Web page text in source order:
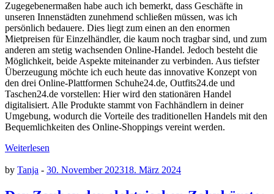
Zugegebenermaßen habe auch ich bemerkt, dass Geschäfte in
unseren Innenstädten zunehmend schließen müssen, was ich
persönlich bedauere. Dies liegt zum einen an den enormen
Mietpreisen für Einzelhändler, die kaum noch tragbar sind, und zum
anderen am stetig wachsenden Online-Handel. Jedoch besteht die
Möglichkeit, beide Aspekte miteinander zu verbinden. Aus tiefster
Überzeugung möchte ich euch heute das innovative Konzept von
den drei Online-Plattformen Schuhe24.de, Outfits24.de und
Taschen24.de vorstellen: Hier wird den stationären Handel
digitalisiert. Alle Produkte stammt von Fachhändlern in deiner
Umgebung, wodurch die Vorteile des traditionellen Handels mit den
Bequemlichkeiten des Online-Shoppings vereint werden.
Weiterlesen
by Tanja - 30. November 202318. März 2024